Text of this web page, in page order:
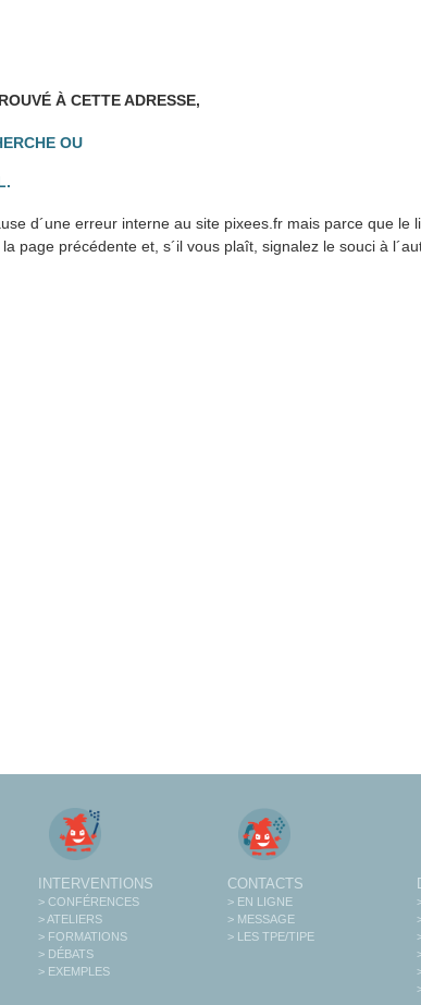
À CETTE ADRESSE,
OU
d´une erreur interne au site pixees.fr mais parce que le
page précédente et, s´il vous plaît, signalez le souci à
INTERVENTIONS
> CONFÉRENCES
> ATELIERS
> FORMATIONS
> DÉBATS
> EXEMPLES
CONTACTS
> EN LIGNE
> MESSAGE
> LES TPE/TIPE